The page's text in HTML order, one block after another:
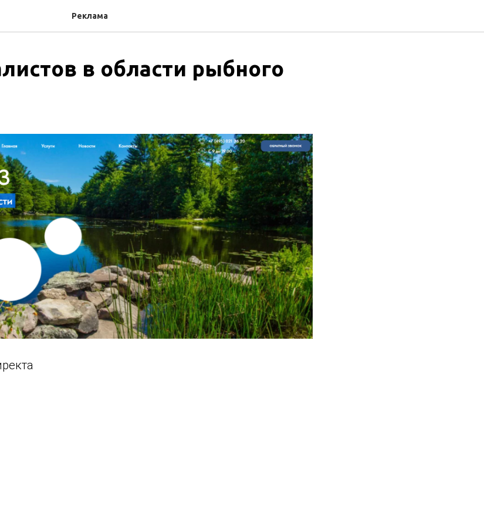
Реклама
в области рыбного